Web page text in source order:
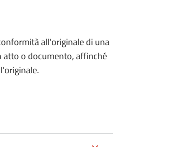
all'originale di una
atto o documento, affinché